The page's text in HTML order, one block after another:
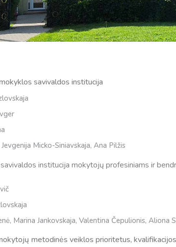
savivaldos institucija
Micko-Siniavskaja, Ana Pilžis
institucija mokytojų profesiniams ir
Marina Jankovskaja, Valentina Čepulionis,
metodinės veiklos prioritetus,